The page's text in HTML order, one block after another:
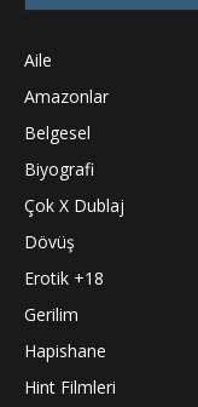
Aile
Amazonlar
Belgesel
Biyografi
Çok X Dublaj
Dövüş
Erotik +18
Gerilim
Hapishane
Hint Filmleri